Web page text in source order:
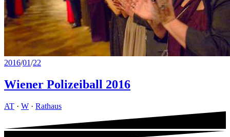
2016/01/22
Wiener Polizeiball 2016
AT · W · Rathaus